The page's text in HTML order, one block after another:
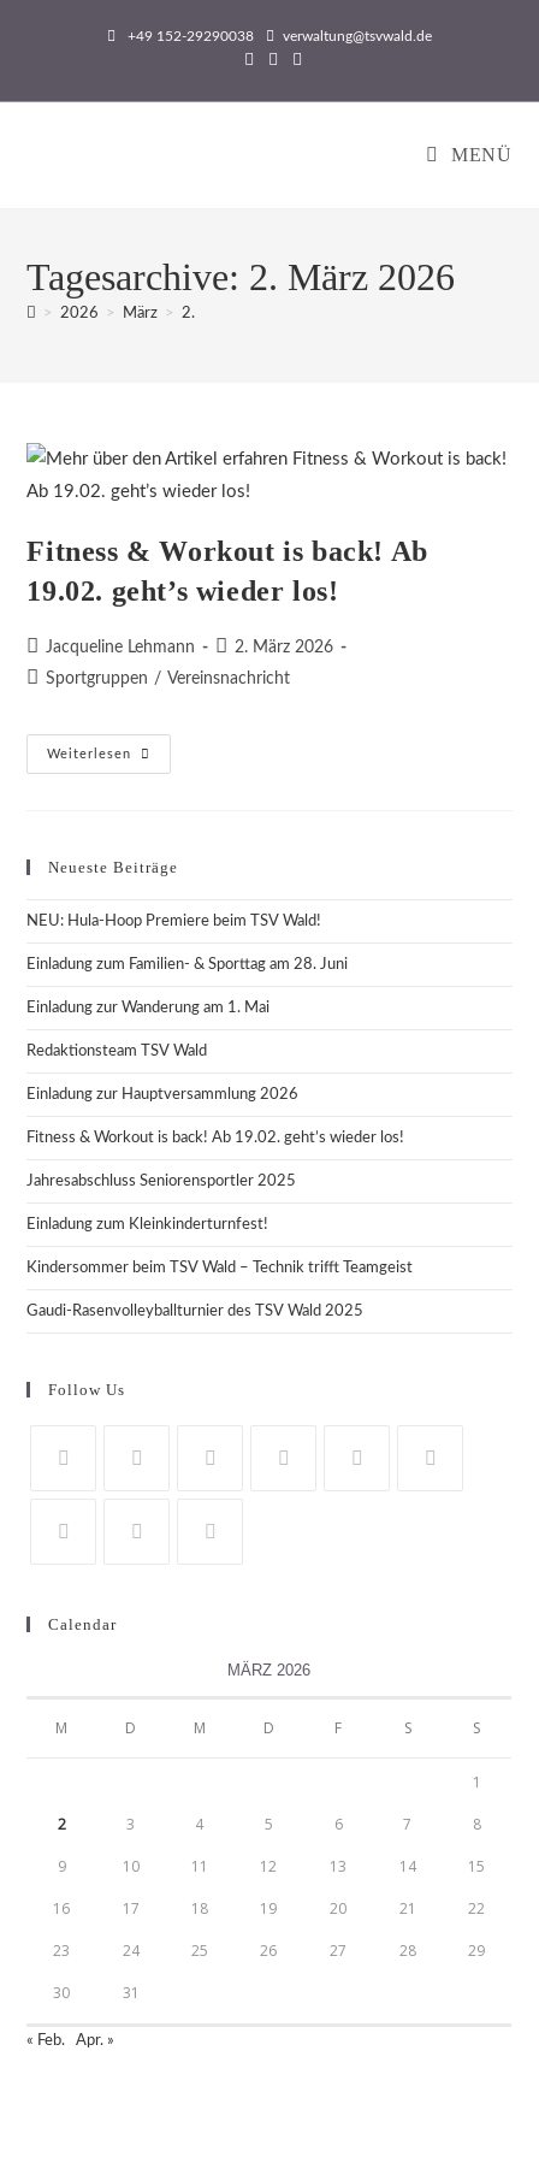
+49 152-29290038 verwaltung@tsvwald.de
MENÜ
Tagesarchive: 2. März 2026
> 2026 > März > 2.
Fitness & Workout is back! Ab
19.02. geht’s wieder los!
Beitrags-
Autor:
Jacqueline Lehmann
Beitrag
veröffentlicht:
2. März 2026
Beitrags-
Sportgruppen / Vereinsnachricht
Weiterlesen
Fitness
&
Geht’s
Neueste Beiträge
NEU: Hula-Hoop Premiere beim TSV Wald!
Einladung zum Familien- & Sporttag am 28. Juni
Einladung zur Wanderung am 1. Mai
Redaktionsteam TSV Wald
Einladung zur Hauptversammlung 2026
Fitness & Workout is back! Ab 19.02. geht’s wieder los!
Jahresabschluss Seniorensportler 2025
Einladung zum Kleinkinderturnfest!
Kindersommer beim TSV Wald – Technik trifft Teamgeist
Gaudi-Rasenvolleyballturnier des TSV Wald 2025
Follow Us
Calendar
MÄRZ 2026
M D M D F S S
1
2 3 4 5 6 7 8
9 10 11 12 13 14 15
16 17 18 19 20 21 22
23 24 25 26 27 28 29
30 31
« Feb. Apr. »